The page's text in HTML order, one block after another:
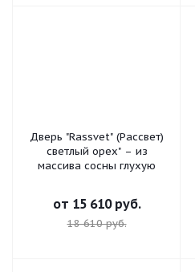
Дверь "Rassvet" (Рассвет)
светлый орех" – из
массива сосны глухую
от 15 610 руб.
18 610 руб.